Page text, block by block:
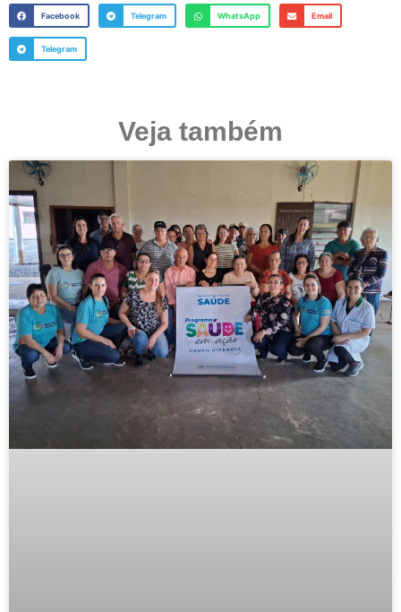
Facebook Telegram WhatsApp Email
Telegram
Veja também